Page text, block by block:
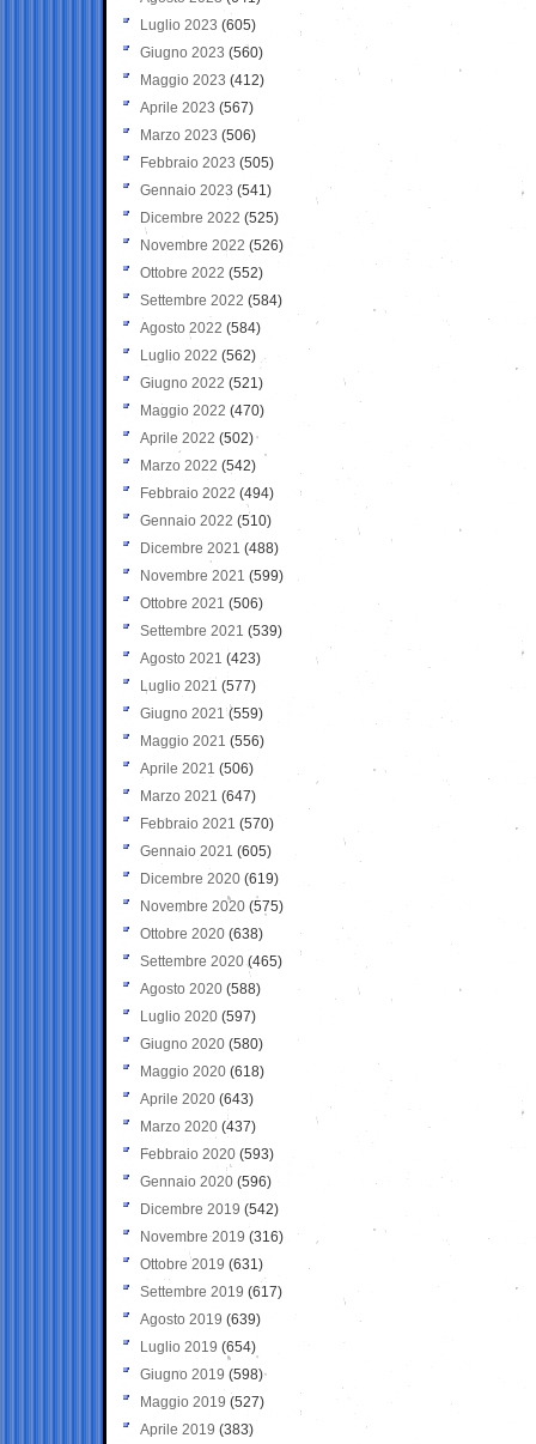
Luglio 2023 (605)
Giugno 2023 (560)
Maggio 2023 (412)
Aprile 2023 (567)
Marzo 2023 (506)
Febbraio 2023 (505)
Gennaio 2023 (541)
Dicembre 2022 (525)
Novembre 2022 (526)
Ottobre 2022 (552)
Settembre 2022 (584)
Agosto 2022 (584)
Luglio 2022 (562)
Giugno 2022 (521)
Maggio 2022 (470)
Aprile 2022 (502)
Marzo 2022 (542)
Febbraio 2022 (494)
Gennaio 2022 (510)
Dicembre 2021 (488)
Novembre 2021 (599)
Ottobre 2021 (506)
Settembre 2021 (539)
Agosto 2021 (423)
Luglio 2021 (577)
Giugno 2021(559)
Maggio 2021 (556)
Aprile 2021 (506)
Marzo 2021 (647)
Febbraio 2021 (570)
Gennaio 2021 (605)
Dicembre 2020 (619)
Novembre 2020 (575)
Ottobre 2020 (638)
Settembre 2020(465)
Agosto 2020 (588)
Luglio 2020 (597)
Giugno 2020 (580)
Maggio 2020 (618)
Aprile 2020 (643)
Marzo 2020 (437)
Febbraio 2020 (593)
Gennaio 2020 (596)
Dicembre 2019 (542)
Novembre 2019 (316)
Ottobre 2019 (631)
Settembre 2019 (617)
Agosto 2019 (639)
Luglio 2019 (654)
Giugno 2019 (598)
Maggio 2019 (527)
Aprile 2019 (383)